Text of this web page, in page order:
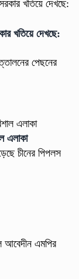
খতিয়ে দেখছে:
পেছনের
এলাকা
চীনের পিপলস
আবেদীন এমপির